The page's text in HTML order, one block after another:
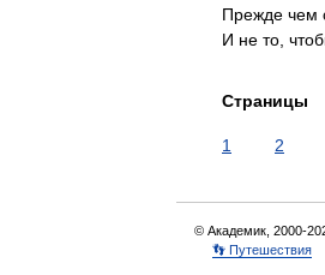
Прежде чем
И не то,
Страницы
1 2
© Академик, 2000-
👣 Путешествия